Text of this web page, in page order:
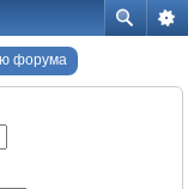
форума